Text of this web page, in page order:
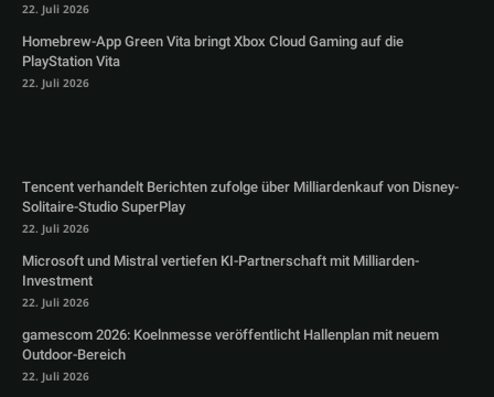
22. Juli 2026
Homebrew-App Green Vita bringt Xbox Cloud Gaming auf die
PlayStation Vita
22. Juli 2026
Tencent verhandelt Berichten zufolge über Milliardenkauf von Disney-
Solitaire-Studio SuperPlay
22. Juli 2026
Microsoft und Mistral vertiefen KI-Partnerschaft mit Milliarden-
Investment
22. Juli 2026
gamescom 2026: Koelnmesse veröffentlicht Hallenplan mit neuem
Outdoor-Bereich
22. Juli 2026